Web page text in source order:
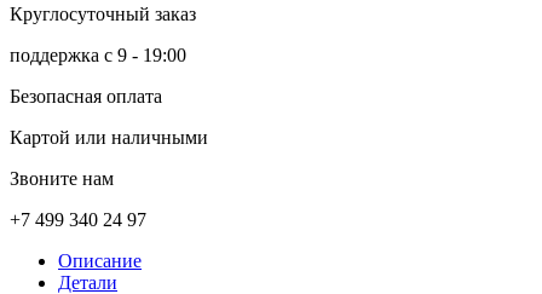
Круглосуточный заказ
поддержка с 9 - 19:00
Безопасная оплата
Картой или наличными
Звоните нам
+7 499 340 24 97
Описание
Детали